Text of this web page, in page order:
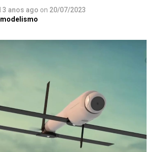
3 anos ago on 20/07/2023